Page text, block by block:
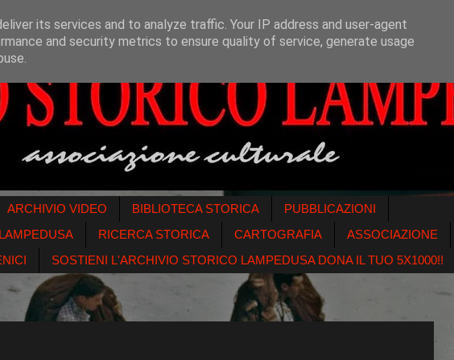
ARCHIVIO VIDEO BIBLIOTECA STORICA
PUBBLICAZIONI
RICERCA STORICA CARTOGRAFIA ASSOCIAZIONE
SOSTIENI L'ARCHIVIO STORICO LAMPEDUSA DONA IL TUO 5X1000!!
its services and to analyze traffic. Your IP address and user-agent
and security metrics to ensure quality of service, generate usage